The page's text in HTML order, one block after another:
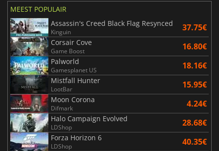
MEEST POPULAIR
Assassin's Creed Black Flag Resynced
Kinguin 37.75€
Corsair Cove
Game Boost 16.80€
Palworld
Gamesplanet US 18.16€
Mistfall Hunter
LootBar 15.95€
Moon Corona
Difmark 4.24€
Halo Campaign Evolved
LDShop 28.68€
Forza Horizon 6
LDShop 40.35€